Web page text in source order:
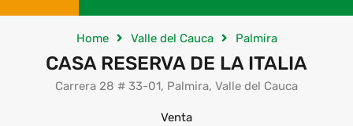
Home Valle del Cauca Palmira
CASA RESERVA DE LA ITALIA
Carrera 28 # 33-01, Palmira, Valle del Cauca
Venta